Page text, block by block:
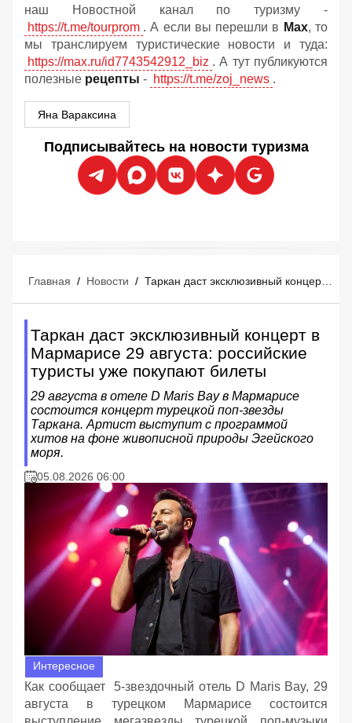
наш Новостной канал по туризму -
https://t.me/tourprom . А если вы перешли в Мах, то
мы транслируем туристические новости и туда:
https://max.ru/id7743542912_biz . А тут публикуются
полезные рецепты - https://t.me/zoj_news .
Яна Вараксина
Подписывайтесь на новости туризма
Главная / Новости /
Таркан даст эксклюзивный концерт в
Мармарисе 29 августа: российские
туристы уже покупают билеты
29 августа в отеле D Maris Bay в Мармарисе
состоится концерт турецкой поп-звезды
Таркана. Артист выступит с программой
хитов на фоне живописной природы Эгейского
моря.
05.08.2026 06:00
Интересное
Как сообщает 5-звездочный отель D Maris Bay, 29
августа в турецком Мармарисе состоится